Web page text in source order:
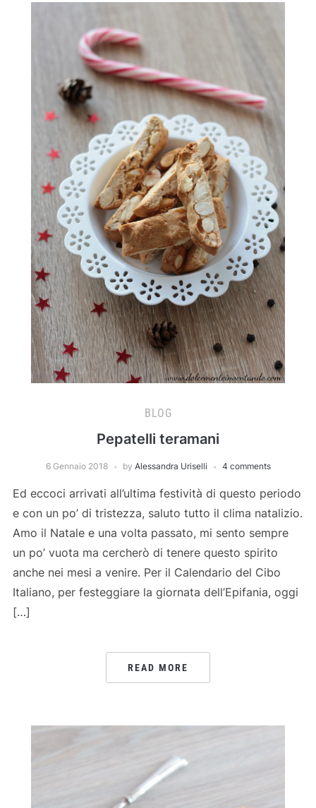
BLOG
Pepatelli teramani
6 Gennaio 2018 by Alessandra Uriselli 4 comments
Ed eccoci arrivati all’ultima festività di questo periodo
e con un po’ di tristezza, saluto tutto il clima natalizio.
Amo il Natale e una volta passato, mi sento sempre
un po’ vuota ma cercherò di tenere questo spirito
anche nei mesi a venire. Per il Calendario del Cibo
Italiano, per festeggiare la giornata dell’Epifania, oggi
[…]
READ MORE